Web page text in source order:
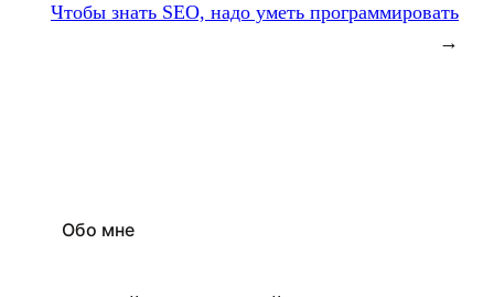
Чтобы знать SEO, надо уметь программировать
→
Обо мне